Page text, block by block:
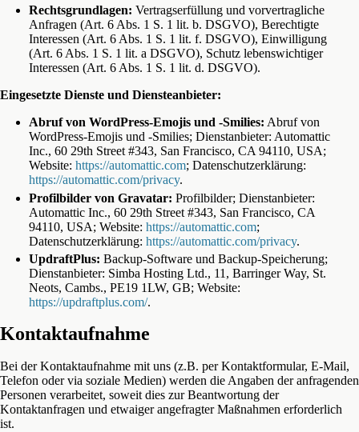
Rechtsgrundlagen: Vertragserfüllung und vorvertragliche
Anfragen (Art. 6 Abs. 1 S. 1 lit. b. DSGVO), Berechtigte
Interessen (Art. 6 Abs. 1 S. 1 lit. f. DSGVO), Einwilligung
(Art. 6 Abs. 1 S. 1 lit. a DSGVO), Schutz lebenswichtiger
Interessen (Art. 6 Abs. 1 S. 1 lit. d. DSGVO).
Eingesetzte Dienste und Diensteanbieter:
Abruf von WordPress-Emojis und -Smilies: Abruf von
WordPress-Emojis und -Smilies; Dienstanbieter: Automattic
Inc., 60 29th Street #343, San Francisco, CA 94110, USA;
Website: https://automattic.com; Datenschutzerklärung:
https://automattic.com/privacy.
Profilbilder von Gravatar: Profilbilder; Dienstanbieter:
Automattic Inc., 60 29th Street #343, San Francisco, CA
94110, USA; Website: https://automattic.com;
Datenschutzerklärung: https://automattic.com/privacy.
UpdraftPlus: Backup-Software und Backup-Speicherung;
Dienstanbieter: Simba Hosting Ltd., 11, Barringer Way, St.
Neots, Cambs., PE19 1LW, GB; Website:
https://updraftplus.com/.
Kontaktaufnahme
Bei der Kontaktaufnahme mit uns (z.B. per Kontaktformular, E-Mail,
Telefon oder via soziale Medien) werden die Angaben der anfragenden
Personen verarbeitet, soweit dies zur Beantwortung der
Kontaktanfragen und etwaiger angefragter Maßnahmen erforderlich
ist.